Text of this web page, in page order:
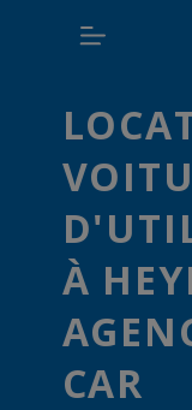
À
CAR